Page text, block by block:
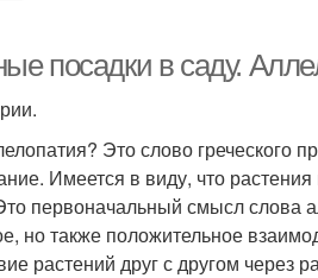
посадки в саду.
Это слово
Имеется в виду, что растения
первоначальный смысл слова
но также положительное
растений друг с другом